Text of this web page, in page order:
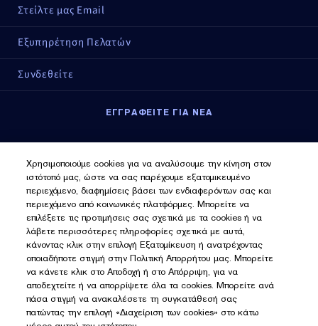
Στείλτε μας Email
Εξυπηρέτηση Πελατών
Συνδεθείτε
ΕΓΓΡΑΦΕΙΤΕ ΓΙΑ ΝΕΑ
Χρησιμοποιούμε cookies για να αναλύσουμε την κίνηση στον
ιστότοπό μας, ώστε να σας παρέχουμε εξατομικευμένο
περιεχόμενο, διαφημίσεις βάσει των ενδιαφερόντων σας και
περιεχόμενο από κοινωνικές πλατφόρμες. Μπορείτε να
επιλέξετε τις προτιμήσεις σας σχετικά με τα cookies ή να
λάβετε περισσότερες πληροφορίες σχετικά με αυτά,
κάνοντας κλικ στην επιλογή Εξατομίκευση ή ανατρέχοντας
οποιαδήποτε στιγμή στην Πολιτική Απορρήτου μας. Μπορείτε
να κάνετε κλικ στο Αποδοχή ή στο Απόρριψη, για να
αποδεχτείτε ή να απορρίψετε όλα τα cookies. Μπορείτε ανά
πάσα στιγμή να ανακαλέσετε τη συγκατάθεσή σας
πατώντας την επιλογή «Διαχείριση των cookies» στο κάτω